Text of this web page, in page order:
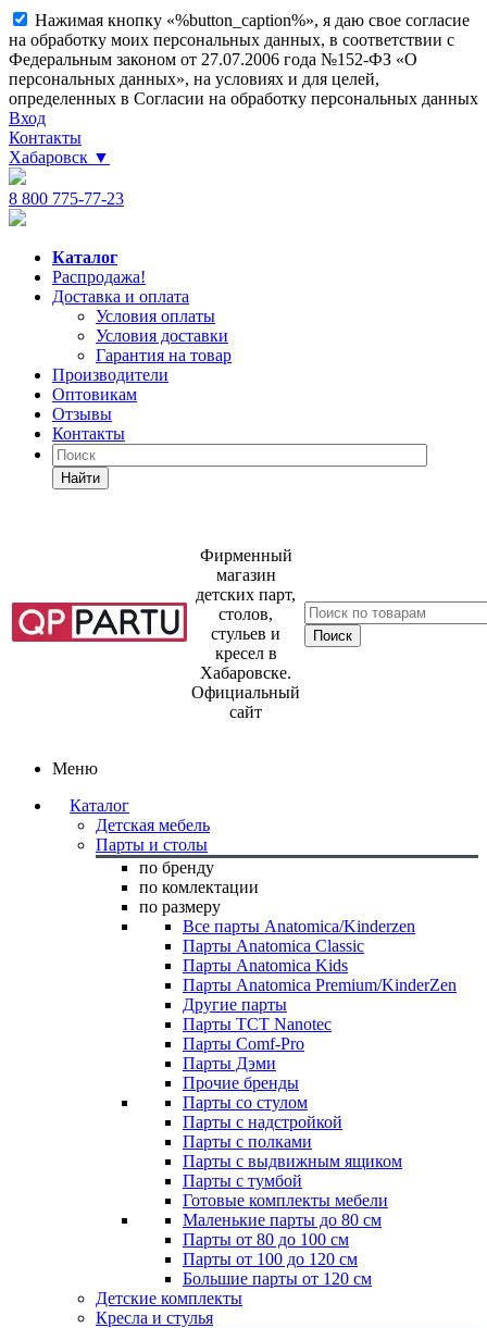
Нажимая кнопку «%button_caption%», я даю свое согласие
на обработку моих персональных данных, в соответствии с
Федеральным законом от 27.07.2006 года №152-ФЗ «О
персональных данных», на условиях и для целей,
определенных в Согласии на обработку персональных данных
Вход
Контакты
Хабаровск ▼
8 800 775-77-23
Каталог
Распродажа!
Доставка и оплата
Условия оплаты
Условия доставки
Гарантия на товар
Производители
Оптовикам
Отзывы
Контакты
Найти
Фирменный
магазин
детских парт,
столов,
стульев и
кресел в
Хабаровске.
Официальный
сайт
Меню
Каталог
Детская мебель
Парты и столы
по бренду
по комлектации
по размеру
Все парты Anatomica/Kinderzen
Парты Anatomica Classic
Парты Anatomica Kids
Парты Anatomica Premium/KinderZen
Другие парты
Парты TCT Nanotec
Парты Comf-Pro
Парты Дэми
Прочие бренды
Парты со стулом
Парты с надстройкой
Парты с полками
Парты с выдвижным ящиком
Парты с тумбой
Готовые комплекты мебели
Маленькие парты до 80 см
Парты от 80 до 100 см
Парты от 100 до 120 см
Большие парты от 120 см
Детские комплекты
Кресла и стулья